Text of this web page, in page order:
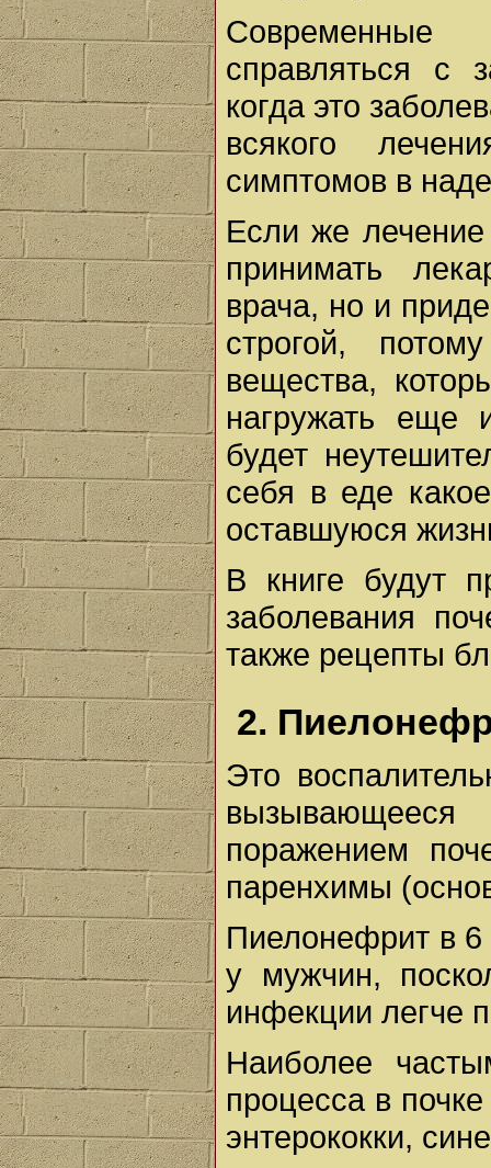
Современные
справляться с
когда это
всякого
симптомов в
Если же
принимать
врача, но и
строгой,
вещества,
нагружать еще
будет
себя в еде
оставшуюся
В книге будут
заболевания
также рецепты
2.
Это
поражением
паренхимы
Пиелонефрит в
у мужчин,
инфекции легче
Наиболее
процесса в
энтерококки,